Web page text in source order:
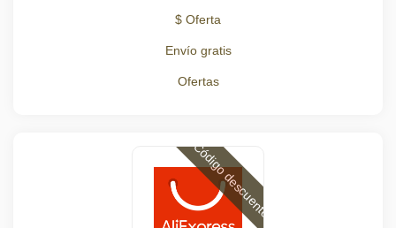
$ Oferta
Envío gratis
Ofertas
Código descuento